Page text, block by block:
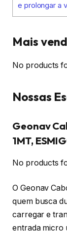
e prolongar a
Mais
No products
Nossas
Geonav
1MT,
No products
O Geonav
quem busca
carregar e
entrada micro